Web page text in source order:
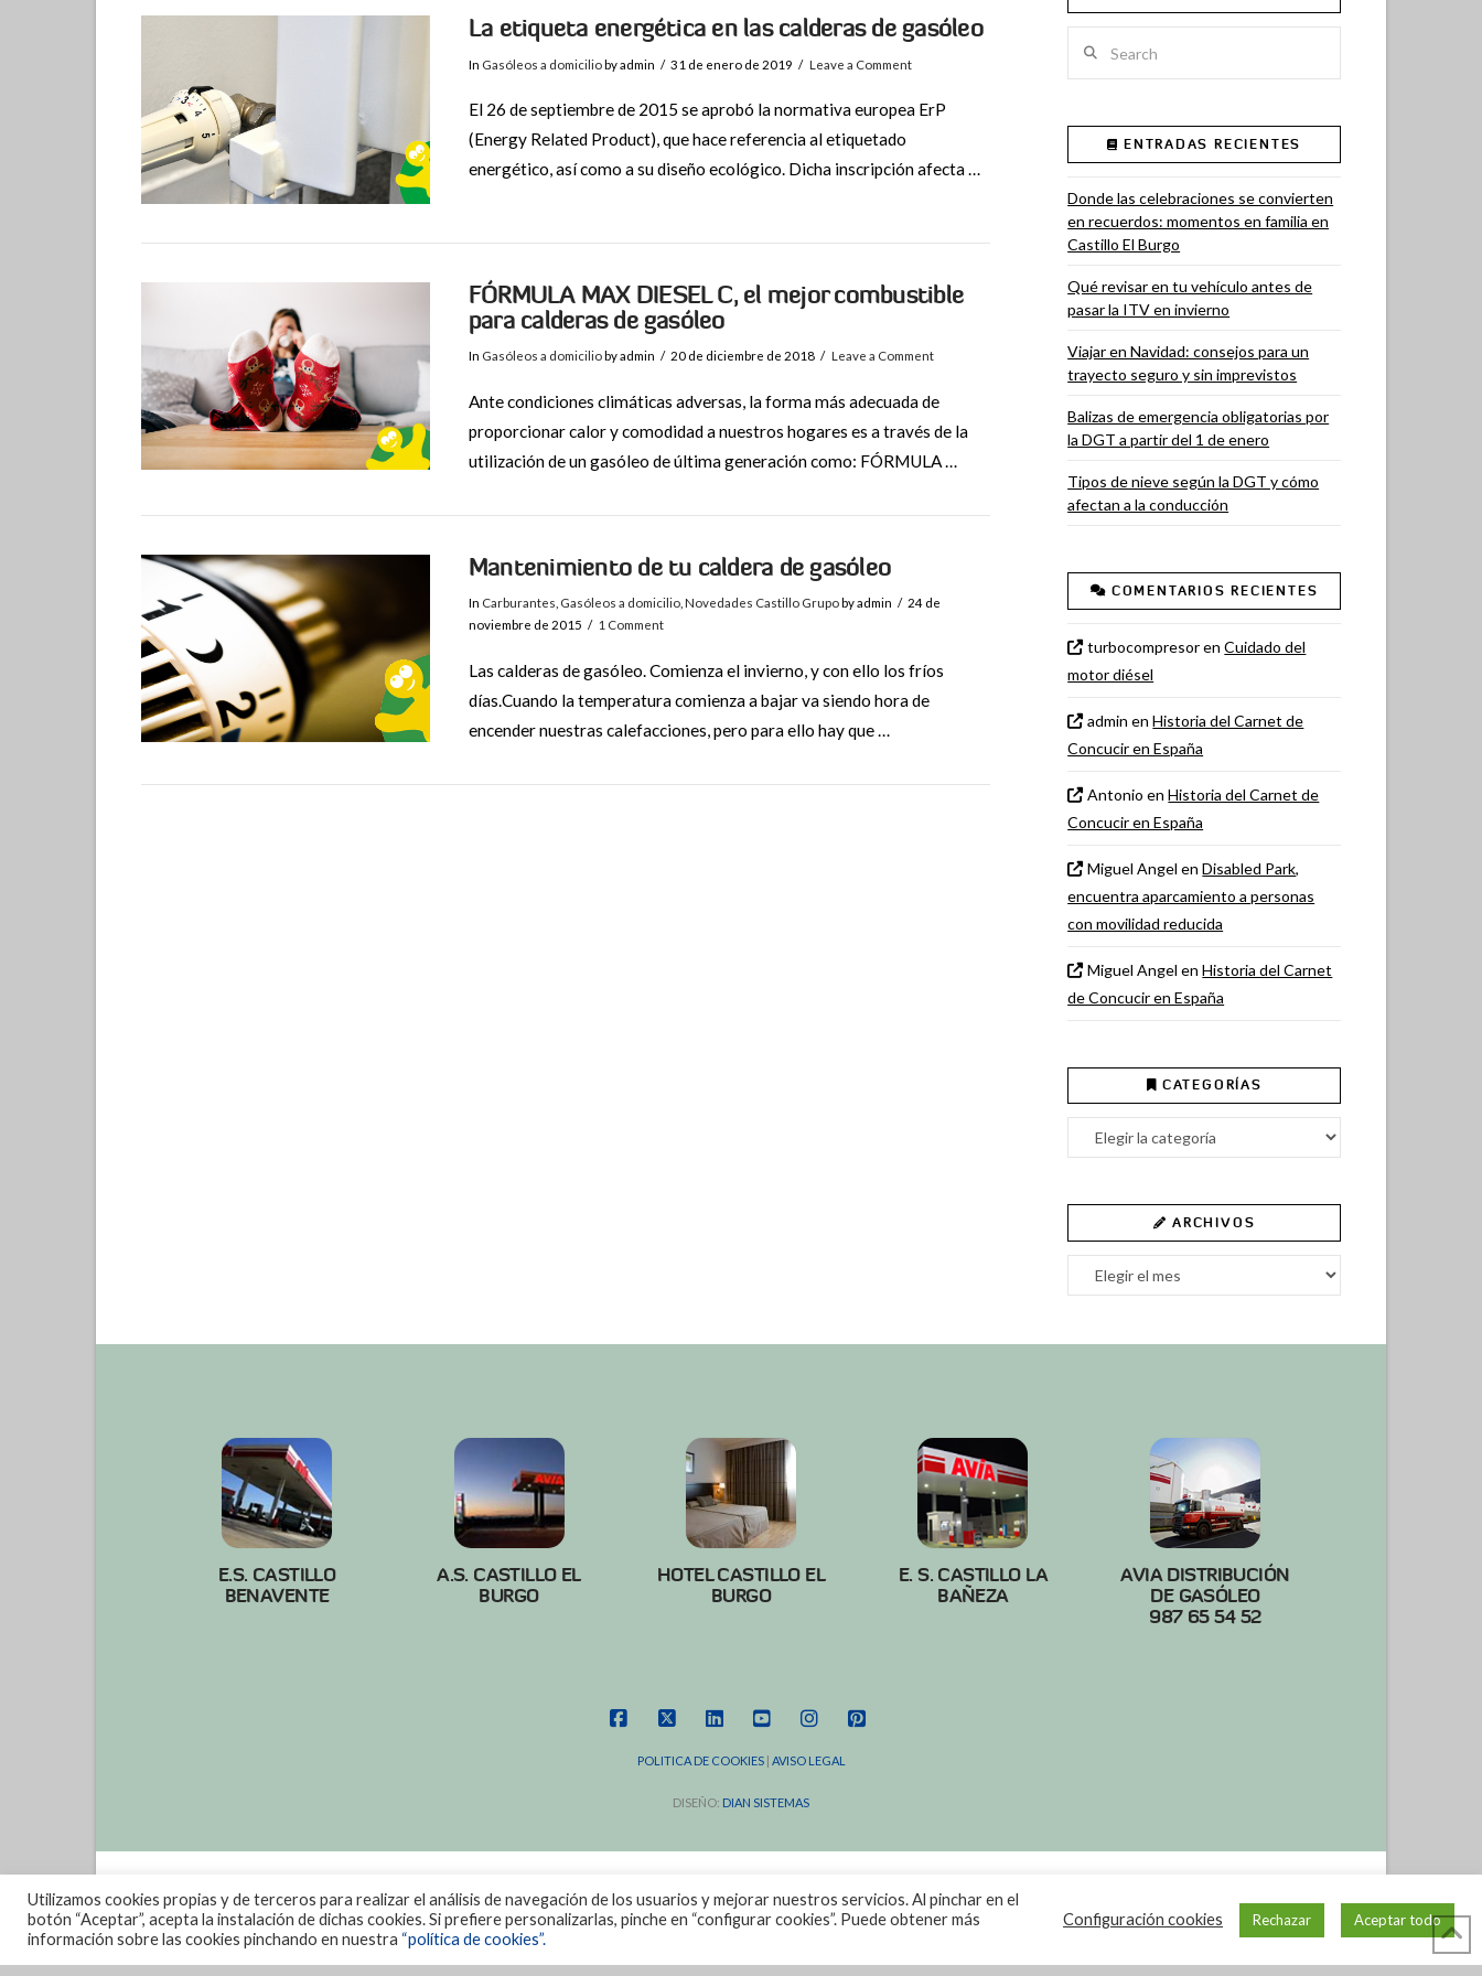
La etiqueta energética en las calderas de gasóleo
In Gasóleos a domicilioby admin 31 de enero de 2019 Leave a Comment
El 26 de septiembre de 2015 se aprobó la normativa europea ErP
(Energy Related Product), que hace referencia al etiquetado
energético, así como a su diseño ecológico. Dicha inscripción afecta …
FÓRMULA MAX DIESEL C, el mejor combustible
para calderas de gasóleo
In Gasóleos a domicilioby admin 20 de diciembre de 2018 Leave a Comment
Ante condiciones climáticas adversas, la forma más adecuada de
proporcionar calor y comodidad a nuestros hogares es a través de la
utilización de un gasóleo de última generación como: FÓRMULA …
Mantenimiento de tu caldera de gasóleo
In Carburantes Gasóleos a domicilio, Novedades Castillo Grupoby admin
24 de
noviembre de 2015
1 Comment
Las calderas de gasóleo. Comienza el invierno, y con ello los fríos
días.Cuando la temperatura comienza a bajar va siendo hora de
encender nuestras calefacciones, pero para ello hay que …
ENTRADAS RECIENTES
Donde las celebraciones se convierten
en recuerdos: momentos en familia en
Castillo El Burgo
Qué revisar en tu vehículo antes de
pasar la ITV en invierno
Viajar en Navidad: consejos para un
trayecto seguro y sin imprevistos
Balizas de emergencia obligatorias por
la DGT a partir del 1 de enero
Tipos de nieve según la DGT y cómo
afectan a la conducción
COMENTARIOS RECIENTES
turbocompresorenCuidado del
motor diésel
admin enHistoria del Carnet de
Concucir en España
Antonio enHistoria del Carnet de
Concucir en España
Miguel Angel enDisabled Park,
encuentra aparcamiento a personas
con movilidad reducida
Miguel Angel enHistoria del Carnet
de Concucir en España
CATEGORÍAS
Categorías
ARCHIVOS
Archivos
E.S. CASTILLO
BENAVENTE
A.S. CASTILLO EL
BURGO
HOTEL CASTILLO EL
BURGO
E. S. CASTILLO LA
BAÑEZA
AVIA DISTRIBUCIÓN
DE GASÓLEO
987 65 54 52
POLITICA DE COOKIES| AVISO LEGAL
DISEÑO: DIAN SISTEMAS
Utilizamos cookies propias y de terceros para realizar el análisis de navegación de los usuarios y mejorar nuestros servicios. Al pinchar en el
botón “Aceptar”, acepta la instalación de dichas cookies. Si prefiere personalizarlas, pinche en “configurar cookies”. Puede obtener más
información sobre las cookies pinchando en nuestra “política de cookies”.
Configuración cookies Rechazar Aceptar todo